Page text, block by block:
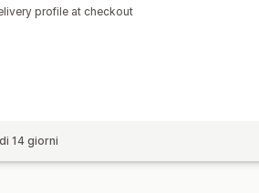
profile at checkout
14 giorni